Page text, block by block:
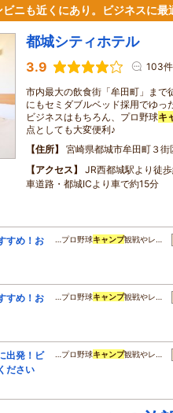
ニも近くにあり。ビジネスに最
都城シティホテル
3.9 103件
市内最大の飲食街「牟田町」まで
にもセミダブルベッド採用でゆっ
ビジネスはもちろん、プロ野球キ
点としても大変便利♪
住所
宮崎県都城市牟田町３街
アクセス
JR西都城駅より徒
車道路・都城ICより車で約15分
すめ！お
…プロ野球キャンプ観戦やレ…
すめ！お
…プロ野球キャンプ観戦やレ…
出発！ビ
ださい
…プロ野球キャンプ観戦やレ…